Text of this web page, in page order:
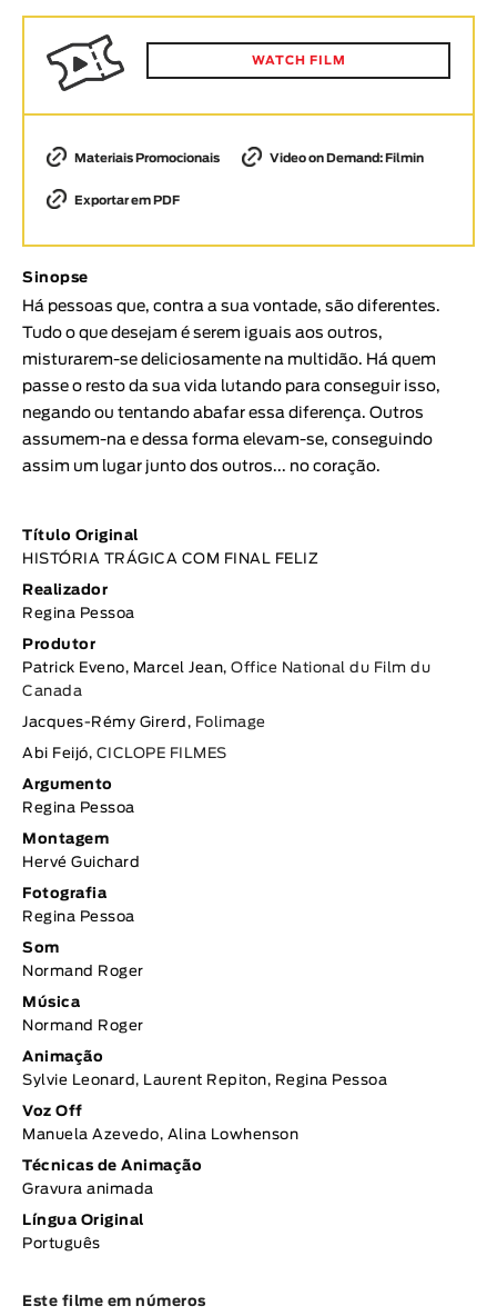
Animar
DURAÇÃO
< / >
GÉNERO
Experimental
Documentário
Tópicos selecionados
WATCH FILM
Materiais Promocionais Video on Demand: Filmin
Exportar em PDF
Sinopse
Há pessoas que, contra a sua vontade, são diferentes.
Tudo o que desejam é serem iguais aos outros,
misturarem-se deliciosamente na multidão. Há quem
passe o resto da sua vida lutando para conseguir isso,
negando ou tentando abafar essa diferença. Outros
assumem-na e dessa forma elevam-se, conseguindo
assim um lugar junto dos outros... no coração.
Título Original
HISTÓRIA TRÁGICA COM FINAL FELIZ
Realizador
Regina Pessoa
Produtor
Patrick Eveno, Marcel Jean, Office National du Film du
Canada
Jacques-Rémy Girerd, Folimage
Abi Feijó, CICLOPE FILMES
Argumento
Regina Pessoa
Montagem
Hervé Guichard
Fotografia
Regina Pessoa
Som
Normand Roger
Música
Normand Roger
Animação
Sylvie Leonard, Laurent Repiton, Regina Pessoa
Voz Off
Manuela Azevedo, Alina Lowhenson
Técnicas de Animação
Gravura animada
Língua Original
Português
Este filme em números